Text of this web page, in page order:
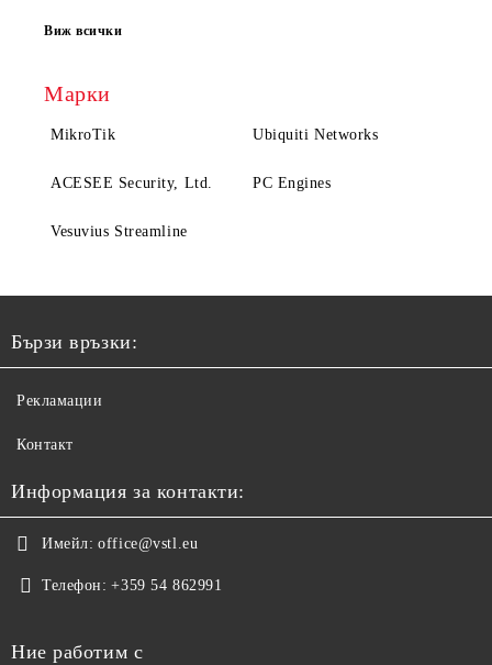
Виж всички
Марки
MikroTik Ubiquiti Networks
ACESEE Security, Ltd. PC Engines
Vesuvius Streamline
Бързи връзки:
Рекламации
Контакт
Информация за контакти:
Имейл: office@vstl.eu
Телефон: +359 54 862991
Ние работим с